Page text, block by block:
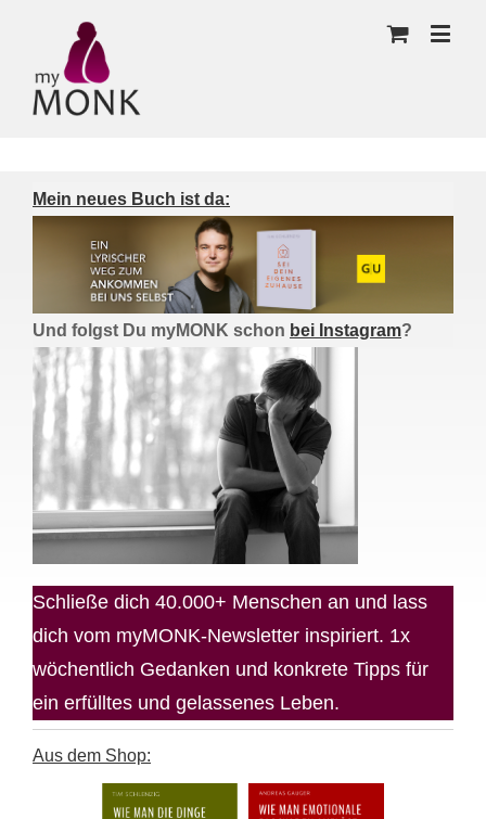
Mein neues Buch ist da:
Und folgst Du myMONK schon bei Instagram?
Schließe dich 40.000+ Menschen an und lass
dich vom myMONK-Newsletter inspiriert. 1x
wöchentlich Gedanken und konkrete Tipps für
ein erfülltes und gelassenes Leben.
Aus dem Shop: